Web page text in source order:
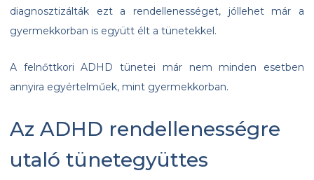
diagnosztizálták ezt a rendellenességet, jóllehet már a
gyermekkorban is együtt élt a tünetekkel.
A felnőttkori ADHD tünetei már nem minden esetben
annyira egyértelműek, mint gyermekkorban.
Az ADHD rendellenességre
utaló tünetegyüttes